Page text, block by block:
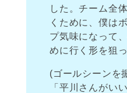
した。チーム全
くために、僕は
プ気味になって
めに行く形を狙
(ゴールシーンを
「平川さんがい